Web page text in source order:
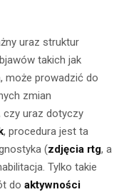
uraz struktur
takich jak
może prowadzić do
zmian
czy uraz dotyczy
, procedura jest ta
(zdjęcia rtg, a
Tylko takie
do aktywności